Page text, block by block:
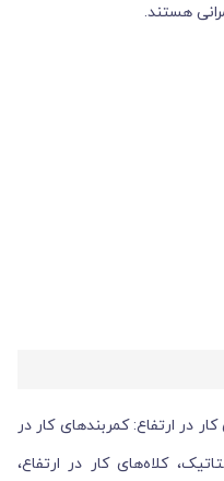
هستند.
در ارتفاع: کمربندهای کار در
کلاه‌های کار در ارتفاع،